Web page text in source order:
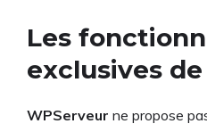
Les
exclusives
WPServeur ne propose